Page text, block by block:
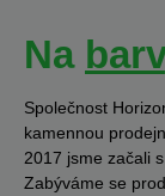
Na
Společnost
kamennou
2017 jsme začali
Zabýváme se